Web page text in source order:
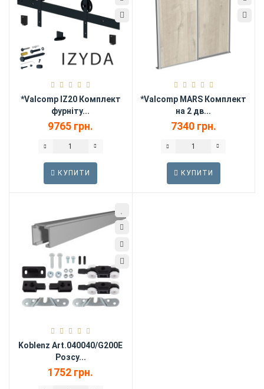
*Valcomp IZ20 Комплект
фурніту...
9765 грн.
КУПИТИ
*Valcomp MARS Комплект
на 2 дв...
7340 грн.
КУПИТИ
Koblenz Art.040040/G200E
Розсу...
1752 грн.